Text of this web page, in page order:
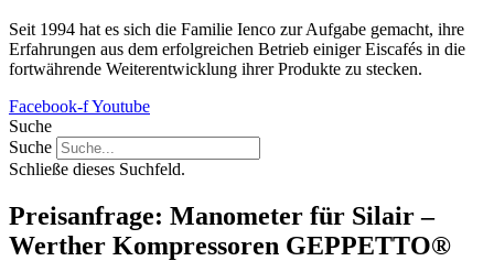
Seit 1994 hat es sich die Familie Ienco zur Aufgabe gemacht, ihre
Erfahrungen aus dem erfolgreichen Betrieb einiger Eiscafés in die
fortwährende Weiterentwicklung ihrer Produkte zu stecken.
Facebook-fYoutube
Suche
Suche
Schließe dieses Suchfeld.
Preisanfrage: Manometer für Silair –
Werther Kompressoren GEPPETTO®